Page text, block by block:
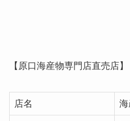
【原口海産物専門店直売店】
店名